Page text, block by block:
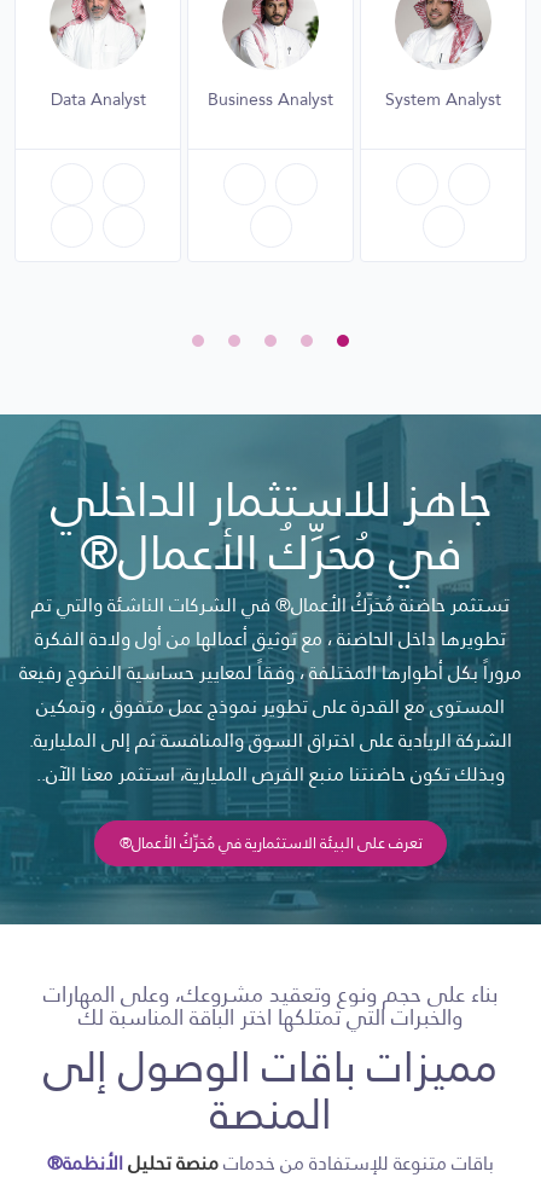
System Analyst
Business Analyst
Data Analyst
جاهز للاستثمار الداخلي
في مُحَرِّكُ الأعمال®
تستثمر حاضنة مُحَرِّكُ الأعمال® في الشركات الناشئة والتي تم
تطويرها داخل الحاضنة ، مع توثيق أعمالها من أول ولادة الفكرة
مروراً بكل أطوارها المختلفة ، وفقاً لمعايير حساسية النضوج رفيعة
المستوى مع القدرة على تطوير نموذج عمل متفوق ، وتمكين
الشركة الريادية على اختراق السوق والمنافسة ثم إلى المليارية.
وبذلك تكون حاضنتنا منبع الفرص المليارية، استثمر معنا الآن..
تعرف على البيئة الاستثمارية في مُحَرِّكُ الأعمال®
بناء على حجم ونوع وتعقيد مشروعك، وعلى المهارات
والخبرات التي تمتلكها اختر الباقة المناسبة لك
مميزات باقات الوصول إلى
المنصة
باقات متنوعة للإستفادة من خدماتمنصة تحليلالأنظمة®